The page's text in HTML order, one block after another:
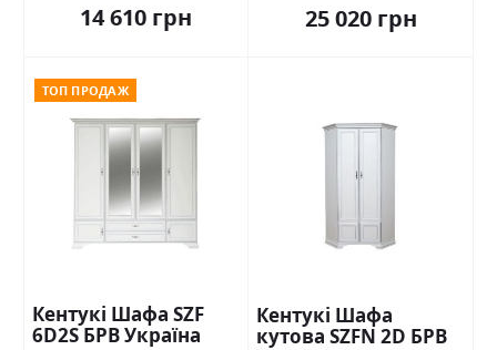
14 610 грн 25 020 грн
ТОП ПРОДАЖ
Кентукі Шафа SZF
6D2S БРВ Україна
Кентукі Шафа
кутова SZFN 2D БРВ